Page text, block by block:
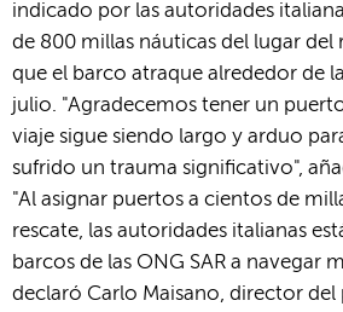
indicado por las autoridades
de 800 millas náuticas del lugar del
que el barco atraque alrededor de
julio. "Agradecemos tener un
viaje sigue siendo largo y arduo
sufrido un trauma significativo",
"Al asignar puertos a cientos de
rescate, las autoridades italianas
barcos de las ONG SAR a navegar
declaró Carlo Maisano, director